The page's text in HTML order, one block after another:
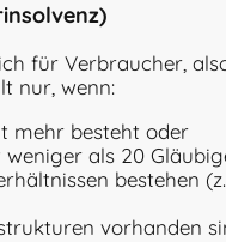
für Verbraucher,
nur, wenn:
mehr besteht oder
als 20
bestehen
vorhanden